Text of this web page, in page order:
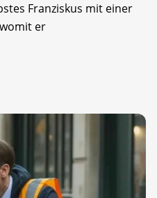
Franziskus mit einer
er